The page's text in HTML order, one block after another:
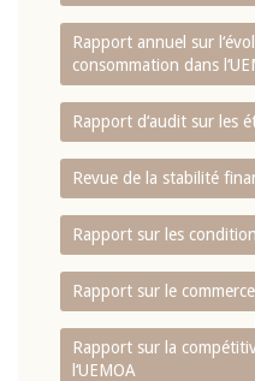
Rapport annuel sur
consommation dans
Rapport d‘audit sur les
Revue de la stabilité
Rapport sur les
Rapport sur le
Rapport sur la
l‘UEMOA